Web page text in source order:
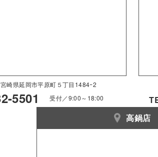
崎県延岡市平原町５丁目1484ｰ2
5501 受付／9:00～18:00
高鍋店